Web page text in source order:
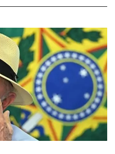
sistemas fotovoltaicos